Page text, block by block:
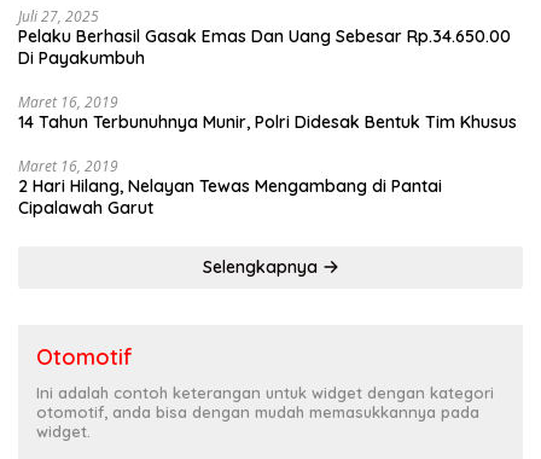
Juli 27, 2025
Pelaku Berhasil Gasak Emas Dan Uang Sebesar Rp.34.650.00
Di Payakumbuh
Maret 16, 2019
14 Tahun Terbunuhnya Munir, Polri Didesak Bentuk Tim Khusus
Maret 16, 2019
2 Hari Hilang, Nelayan Tewas Mengambang di Pantai
Cipalawah Garut
Selengkapnya
Otomotif
Ini adalah contoh keterangan untuk widget dengan kategori
otomotif, anda bisa dengan mudah memasukkannya pada
widget.